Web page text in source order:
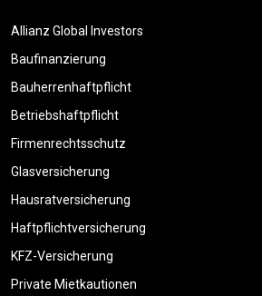
Allianz Global Investors
Baufinanzierung
Bauherrenhaftpflicht
Betriebshaftpflicht
Firmenrechtsschutz
Glasversicherung
Hausratversicherung
Haftpflichtversicherung
KFZ-Versicherung
Private Mietkautionen